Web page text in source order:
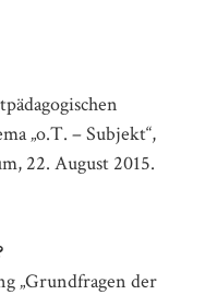
„o.T. – Subjekt“,
22. August 2015.
„Grundfragen der